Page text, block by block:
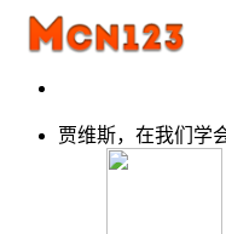
贾维斯，在我们学